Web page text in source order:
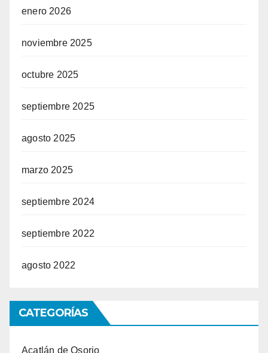
enero 2026
noviembre 2025
octubre 2025
septiembre 2025
agosto 2025
marzo 2025
septiembre 2024
septiembre 2022
agosto 2022
CATEGORÍAS
Acatlán de Osorio